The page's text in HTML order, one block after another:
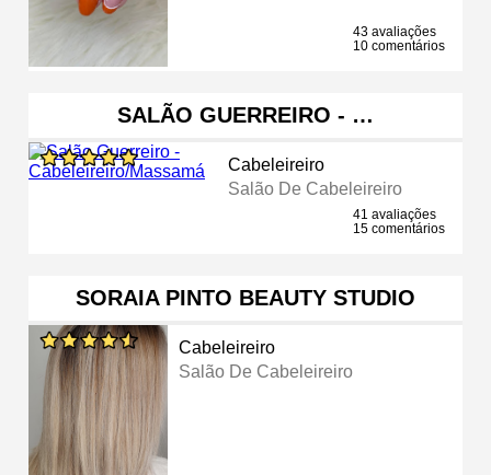
43 avaliações
10 comentários
SALÃO GUERREIRO - …
Cabeleireiro
Salão De Cabeleireiro
41 avaliações
15 comentários
SORAIA PINTO BEAUTY STUDIO
Cabeleireiro
Salão De Cabeleireiro